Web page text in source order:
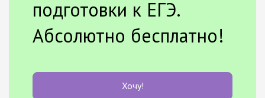
подготовки к ЕГЭ.
Абсолютно бесплатно!
Хочу!